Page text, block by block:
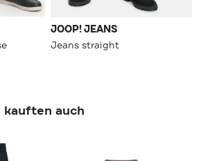
JOOP! JEANS
Jeans straight
auch